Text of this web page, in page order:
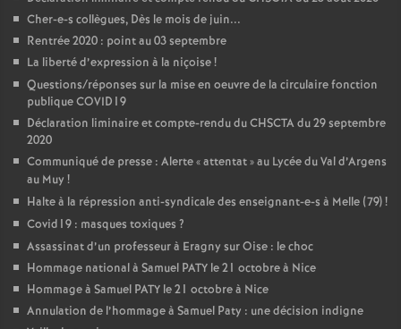
Cher-e-s collègues, Dès le mois de juin...
Rentrée 2020 : point au 03 septembre
La liberté d’expression à la niçoise!
Questions/réponses sur la mise en oeuvre de la circulaire fonction
publique COVID19
Déclaration liminaire et compte-rendu du CHSCTA du 29 septembre
2020
Communiqué de presse : Alerte «attentat» au Lycée du Val d’Argens
au Muy !
Halte à la répression anti-syndicale des enseignant-e-s à Melle (79)!
Covid19 : masques toxiques ?
Assassinat d’un professeur à Eragny sur Oise : le choc
Hommage national à Samuel PATY le 21 octobre à Nice
Hommage à Samuel PATY le 21 octobre à Nice
Annulation de l’hommage à Samuel Paty : une décision indigne